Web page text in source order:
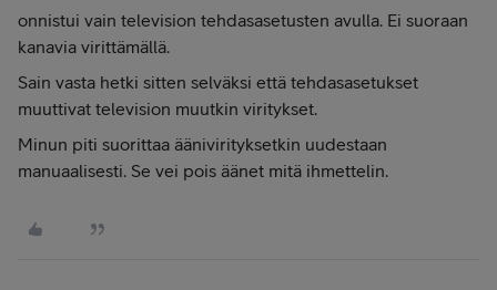
onnistui vain television tehdasasetusten avulla. Ei suoraan
kanavia virittämällä.
Sain vasta hetki sitten selväksi että tehdasasetukset
muuttivat television muutkin viritykset.
Minun piti suorittaa äänivirityksetkin uudestaan
manuaalisesti. Se vei pois äänet mitä ihmettelin.